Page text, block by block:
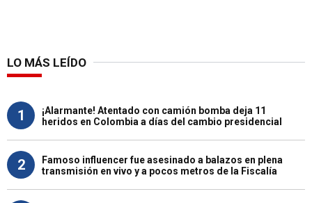
LO MÁS LEÍDO
1
¡Alarmante! Atentado con camión bomba deja 11
heridos en Colombia a días del cambio presidencial
2
Famoso influencer fue asesinado a balazos en plena
transmisión en vivo y a pocos metros de la Fiscalía